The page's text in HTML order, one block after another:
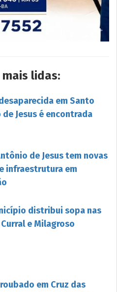
lidas:
em Santo
Jesus é encontrada
de Jesus tem novas
infraestrutura em
distribui sopa nas
e Milagroso
em Cruz das